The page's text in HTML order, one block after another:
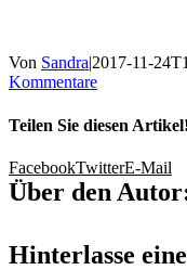
Von Sandra|2017-11-
Kommentare
Teilen Sie diesen Artikel!
FacebookTwitterE-Mail
Über den
Hinterlasse